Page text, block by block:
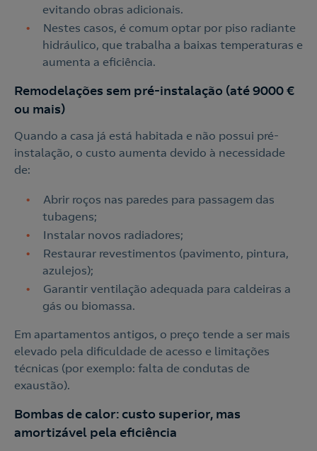
Contacte-nos
Contacte-nos
Linha de Apoio e Contratação
evitando obras adicionais.
Nestes casos, é comum optar por piso radiante
hidráulico, que trabalha a baixas temperaturas e
aumenta a eficiência.
Remodelações sem pré-instalação (até 9000 €
ou mais)
Quando a casa já está habitada e não possui pré-
instalação, o custo aumenta devido à necessidade
de:
Abrir roços nas paredes para passagem das
tubagens;
Instalar novos radiadores;
Restaurar revestimentos (pavimento, pintura,
azulejos);
Garantir ventilação adequada para caldeiras a
gás ou biomassa.
Em apartamentos antigos, o preço tende a ser mais
elevado pela dificuldade de acesso e limitações
técnicas (por exemplo: falta de condutas de
exaustão).
Bombas de calor: custo superior, mas
amortizável pela eficiência